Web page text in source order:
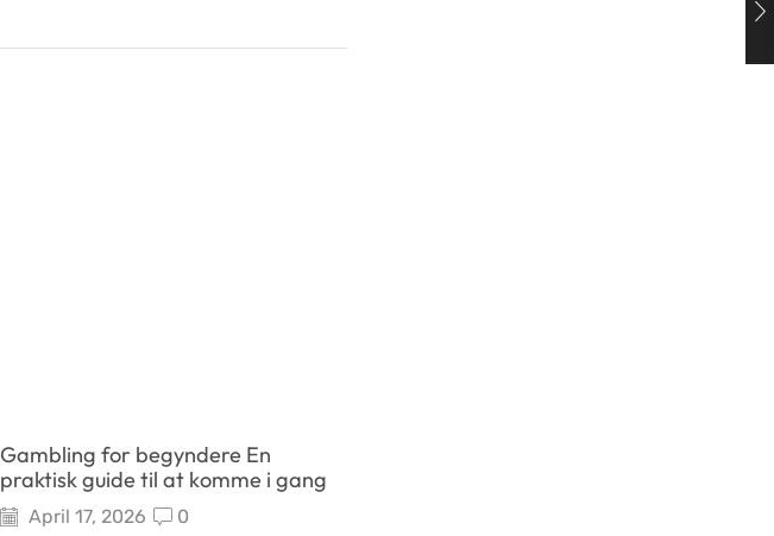
Gambling for begyndere En
praktisk guide til at komme i gang
April 17, 2026 0